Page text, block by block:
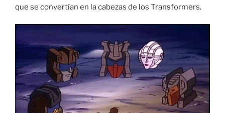
que se convertían en la cabezas de los Transformers.